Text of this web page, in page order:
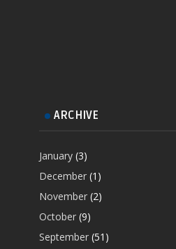
ARCHIVE
January (3)
December (1)
November (2)
October (9)
September (51)